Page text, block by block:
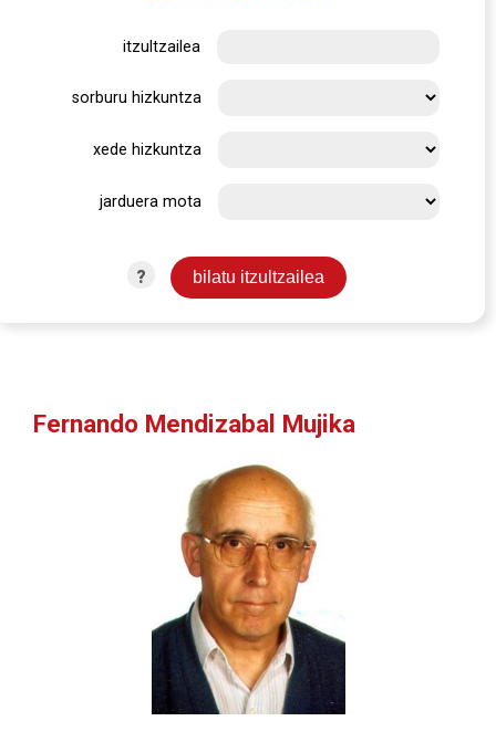
itzultzailea
sorburu hizkuntza
xede hizkuntza
jarduera mota
?
Fernando Mendizabal Mujika